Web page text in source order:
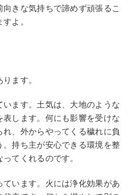
きな気持ちで諦めず頑張るこ
よ。
ます。
ます。土気は、大地のような
します。何にも影響を受けな
、外からやってくる穢れに負
持ち主が安心できる環境を整
てくれるのです。
います。火には浄化効果があ